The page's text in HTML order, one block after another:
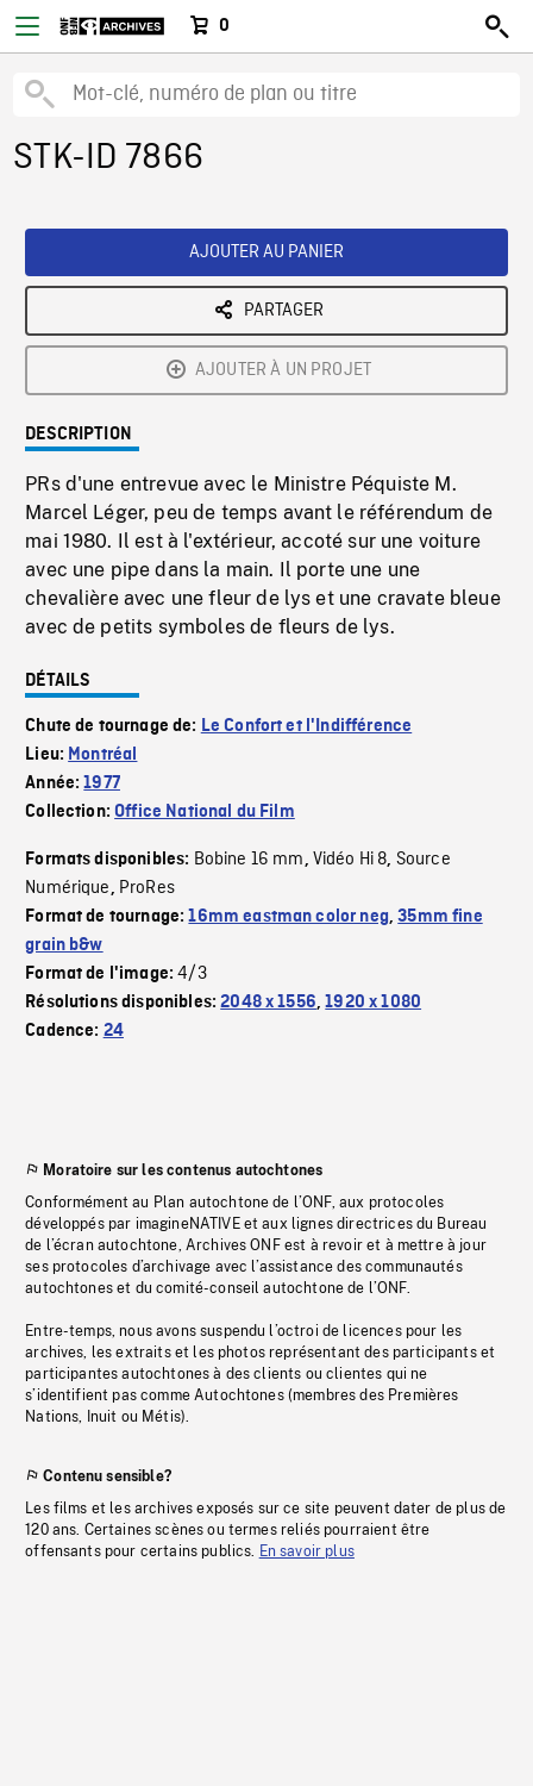
0
STK-ID 7866
AJOUTER AU PANIER
PARTAGER
AJOUTER À UN PROJET
DESCRIPTION
PRs d'une entrevue avec le Ministre Péquiste M.
Marcel Léger, peu de temps avant le référendum de
mai 1980. Il est à l'extérieur, accoté sur une voiture
avec une pipe dans la main. Il porte une une
chevalière avec une fleur de lys et une cravate bleue
avec de petits symboles de fleurs de lys.
DÉTAILS
Chute de tournage de: Le Confort et l'Indifférence
Lieu: Montréal
Année:1977
Collection:Office National du Film
Formats disponibles: Bobine 16 mm, Vidéo Hi 8, Source
Numérique, ProRes
Format de tournage:16mm eastman color neg,35mm fine
grain b&w
Format de l'image:4/3
Résolutions disponibles:2048 x 1556,1920 x 1080
Cadence: 24
Moratoire sur les contenus autochtones
Conformément au Plan autochtone de l’ONF, aux protocoles
développés par imagineNATIVE et aux lignes directrices du Bureau
de l’écran autochtone, Archives ONF est à revoir et à mettre à jour
ses protocoles d’archivage avec l’assistance des communautés
autochtones et du comité-conseil autochtone de l’ONF.
Entre-temps, nous avons suspendu l’octroi de licences pour les
archives, les extraits et les photos représentant des participants et
participantes autochtones à des clients ou clientes qui ne
s’identifient pas comme Autochtones (membres des Premières
Nations, Inuit ou Métis).
Contenu sensible?
Les films et les archives exposés sur ce site peuvent dater de plus de
120 ans. Certaines scènes ou termes reliés pourraient être
offensants pour certains publics. En savoir plus